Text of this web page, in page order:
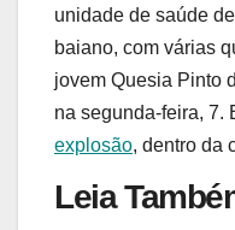
unidade de saúde
baiano, com várias
jovem Quesia Pinto
na segunda-feira, 7.
explosão, dentro da
Leia